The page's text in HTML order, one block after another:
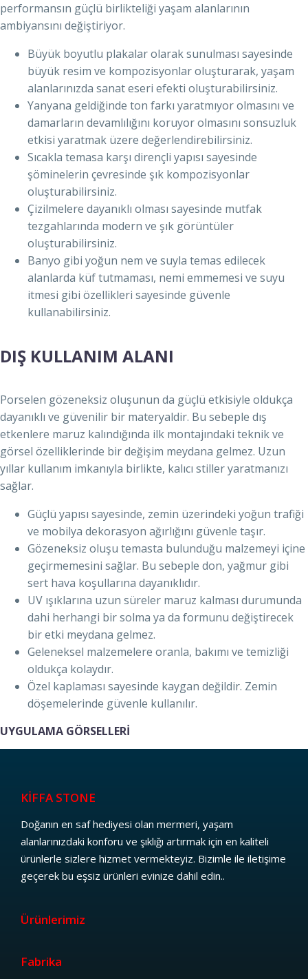
performansın güçlü birlikteliği yaşam alanlarının
ambiyansını değiştiriyor.
Büyük boyutlu plakalar olarak sunulması sayesinde
büyük resim ve kompozisyonlar oluşturarak, yaşam
alanlarınızda sanat eseri efekti oluşturabilirsiniz.
Yanyana geldiğinde ton farkı yaratmıyor olmasını ve
damarların devamlılığını koruyor olmasını sonsuzluk
etkisi yaratmak üzere değerlendirebilirsiniz.
Sıcakla temasa karşı dirençli yapısı sayesinde
şöminelerin çevresinde şık kompozisyonlar
oluşturabilirsiniz.
Çizilmelere dayanıklı olması sayesinde mutfak
tezgahlarında modern ve şık görüntüler
oluşturabilirsiniz.
Banyo gibi yoğun nem ve suyla temas edilecek
alanlarda küf tutmaması, nemi emmemesi ve suyu
itmesi gibi özellikleri sayesinde güvenle
kullanabilirsiniz.
DIŞ KULLANIM ALANI
Porselen gözeneksiz oluşunun da güçlü etkisiyle oldukça
dayanıklı ve güvenilir bir materyaldir. Bu sebeple dış
etkenlere maruz kalındığında ilk montajındaki teknik ve
görsel özelliklerinde bir değişim meydana gelmez. Uzun
yıllar kullanım imkanıyla birlikte, kalıcı stiller yaratmanızı
sağlar.
Güçlü yapısı sayesinde, zemin üzerindeki yoğun trafiği
ve mobilya dekorasyon ağırlığını güvenle taşır.
Gözeneksiz oluşu temasta bulunduğu malzemeyi içine
geçirmemesini sağlar. Bu sebeple don, yağmur gibi
sert hava koşullarına dayanıklıdır.
UV ışıklarına uzun süreler maruz kalması durumunda
dahi herhangi bir solma ya da formunu değiştirecek
bir etki meydana gelmez.
Geleneksel malzemelere oranla, bakımı ve temizliği
oldukça kolaydır.
Özel kaplaması sayesinde kaygan değildir. Zemin
döşemelerinde güvenle kullanılır.
UYGULAMA GÖRSELLERİ
KİFFA STONE
Doğanın en saf hediyesi olan mermeri, yaşam
alanlarınızdaki konforu ve şıklığı artırmak için en kaliteli
ürünlerle sizlere hizmet vermekteyiz. Bizimle ile iletişime
geçerek bu eşsiz ürünleri evinize dahil edin..
Ürünlerimiz
Fabrika